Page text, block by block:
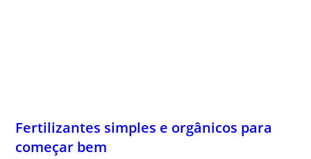
Fertilizantes simples e orgânicos para
começar bem